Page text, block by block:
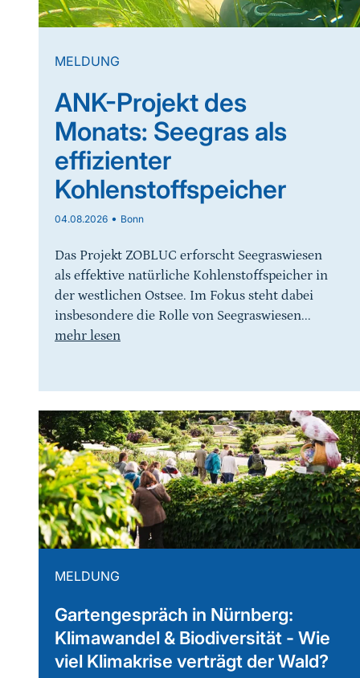
ANK-Projekt des
Monats: Seegras als
effizienter
Kohlenstoffspeicher
MELDUNG
04.08.2026 • Bonn
Das Projekt ZOBLUC erforscht Seegraswiesen
als effektive natürliche Kohlenstoffspeicher in
der westlichen Ostsee. Im Fokus steht dabei
insbesondere die Rolle von Seegraswiesen...
mehr lesen
Gartengespräch in Nürnberg:
Klimawandel & Biodiversität - Wie
viel Klimakrise verträgt der Wald?
MELDUNG